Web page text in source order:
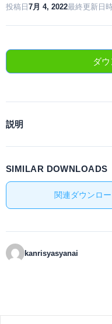
投稿日 7月 4, 2022最終更新日
ダ
説明
SIMILAR DOWNLOADS
関連ダウンロ
kanrisyasyanai